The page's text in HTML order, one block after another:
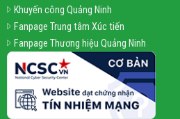
Khuyến công Quảng Ninh
Fanpage Trung tâm Xúc tiến
Fanpage Thương hiệu Quảng Ninh